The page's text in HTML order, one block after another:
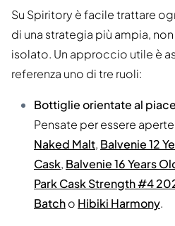
Su Spiritory è facile trattare
di una strategia più ampia,
isolato. Un approccio utile è
referenza uno di tre ruoli:
Bottiglie orientate al
Pensate per essere
Naked Malt, Balvenie 12
Cask, Balvenie 16 Years
Park Cask Strength #4
Batcho Hibiki Harmony.